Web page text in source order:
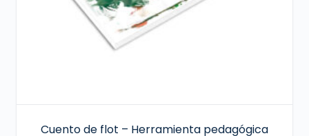
Cuento de flot – Herramienta pedagógica